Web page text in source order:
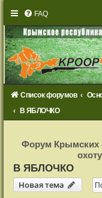
FAQ
Список форумов
В ЯБЛОЧКО
с
т
р
а
ц
Форум Крымских
В ЯБЛОЧКО
Новая тема
Новаятема